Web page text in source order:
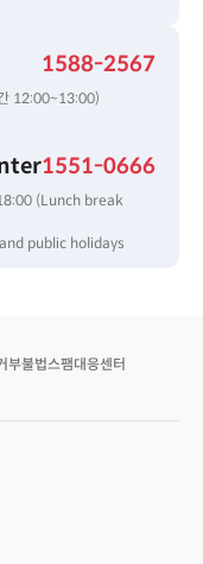
1588-2567
12:00~13:00)
1551-0666
(Lunch break
public holidays
부불법스팸대응센터